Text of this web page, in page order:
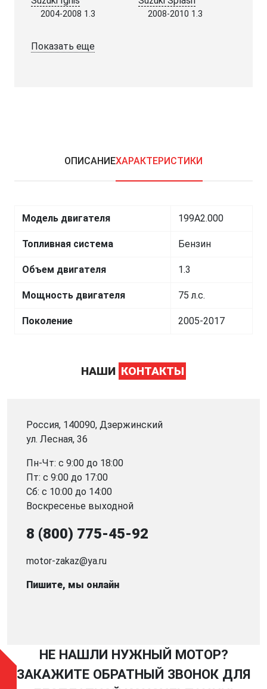
2004-2008 1.3 2008-2010 1.3
Показать еще
ОПИСАНИЕХАРАКТЕРИСТИКИ
Модель двигателя 199A2.000
Топливная система Бензин
Объем двигателя 1.3
Мощность двигателя 75 л.с.
Поколение 2005-2017
НАШИ КОНТАКТЫ
Россия, 140090, Дзержинский
ул. Лесная, 36
Пн-Чт: с 9:00 до 18:00
Пт: с 9:00 до 17:00
Сб: с 10:00 до 14:00
Воскресенье выходной
8 (800) 775-45-92
motor-zakaz@ya.ru
Пишите, мы онлайн
НЕ НАШЛИ НУЖНЫЙ МОТОР?
ЗАКАЖИТЕ ОБРАТНЫЙ ЗВОНОК ДЛЯ